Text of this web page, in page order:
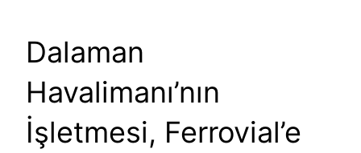
Dalaman
Havalimanı’nın
İşletmesi, Ferrovial’e